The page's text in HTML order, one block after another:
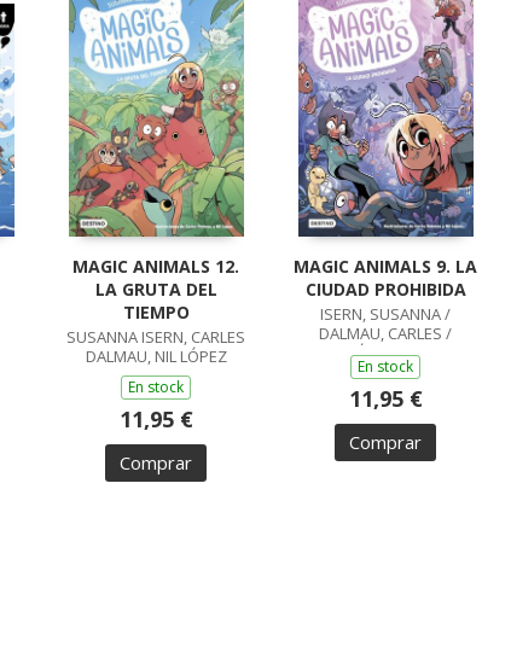
MAGIC ANIMALS 12.
LA GRUTA DEL
TIEMPO
SUSANNA ISERN, CARLES
DALMAU, NIL LÓPEZ
En stock
11,95 €
Comprar
MAGIC ANIMALS 9. LA
CIUDAD PROHIBIDA
ISERN, SUSANNA /
DALMAU, CARLES /
LÓPEZ, NIL
En stock
11,95 €
Comprar